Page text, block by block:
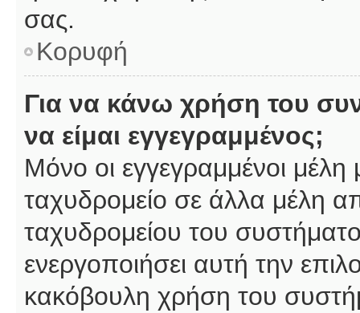
σας.
Κορυφή
Για να κάνω χρήση του
να είμαι εγγεγραμμένος;
Μόνο οι εγγεγραμμένοι
ταχυδρομείο σε άλλα μέλη
ταχυδρομείου του
ενεργοποιήσει αυτή την
κακόβουλη χρήση του